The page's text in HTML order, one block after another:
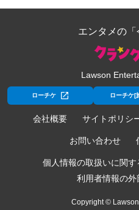
エンタメの
Lawson
ローチケ ローチケ[
会社概要 サイトポリシ
お問い合わせ
個人情報の取扱いに関
利用者情報の外
Copyright ©